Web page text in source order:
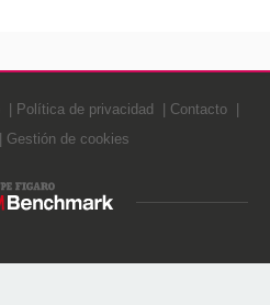
Política de privacidad
Contacto
Gestión de cookies